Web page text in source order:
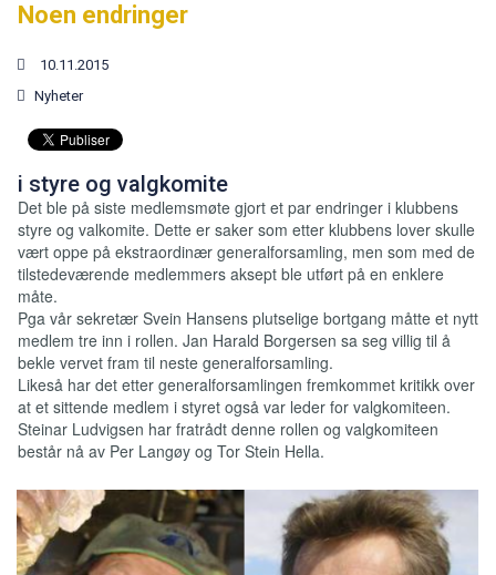
Noen endringer
10.11.2015
Nyheter
i styre og valgkomite
Det ble på siste medlemsmøte gjort et par endringer i klubbens
styre og valkomite. Dette er saker som etter klubbens lover skulle
vært oppe på ekstraordinær generalforsamling, men som med de
tilstedeværende medlemmers aksept ble utført på en enklere
måte.
Pga vår sekretær Svein Hansens plutselige bortgang måtte et nytt
medlem tre inn i rollen. Jan Harald Borgersen sa seg villig til å
bekle vervet fram til neste generalforsamling.
Likeså har det etter generalforsamlingen fremkommet kritikk over
at et sittende medlem i styret også var leder for valgkomiteen.
Steinar Ludvigsen har fratrådt denne rollen og valgkomiteen
består nå av Per Langøy og Tor Stein Hella.